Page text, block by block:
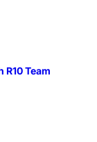
Team